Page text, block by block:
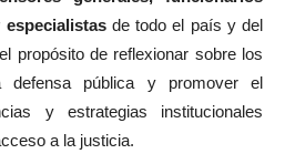
especialistasde todo el país y del
propósito de reflexionar sobre los
defensa pública y promover el
y estrategias institucionales
a la justicia.